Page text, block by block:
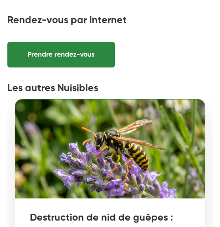
Rendez-vous par Internet
Prendre rendez-vous
Les autres Nuisibles
Destruction de nid de guêpes :